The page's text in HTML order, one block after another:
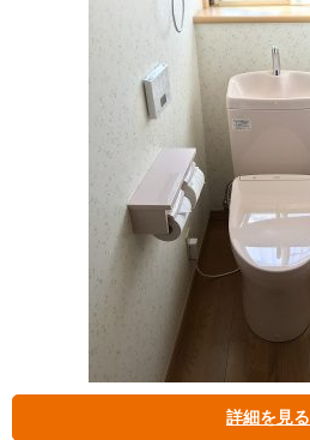
詳細を見る